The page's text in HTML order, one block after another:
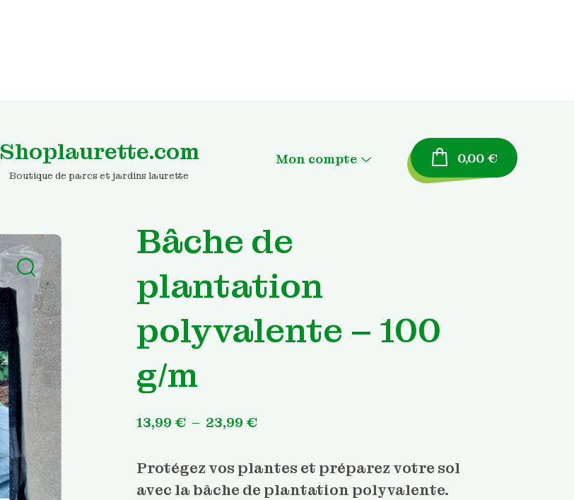
Shoplaurette.com
Boutique de parcs et jardins laurette
Mon compte Menu
0,00€
Bâche de
plantation
polyvalente – 100
g/m
13,99 € – 23,99 €Plage
13,99 €
à
23,99 €
Protégez vos plantes et préparez votre sol
avec la bâche de plantation polyvalente.